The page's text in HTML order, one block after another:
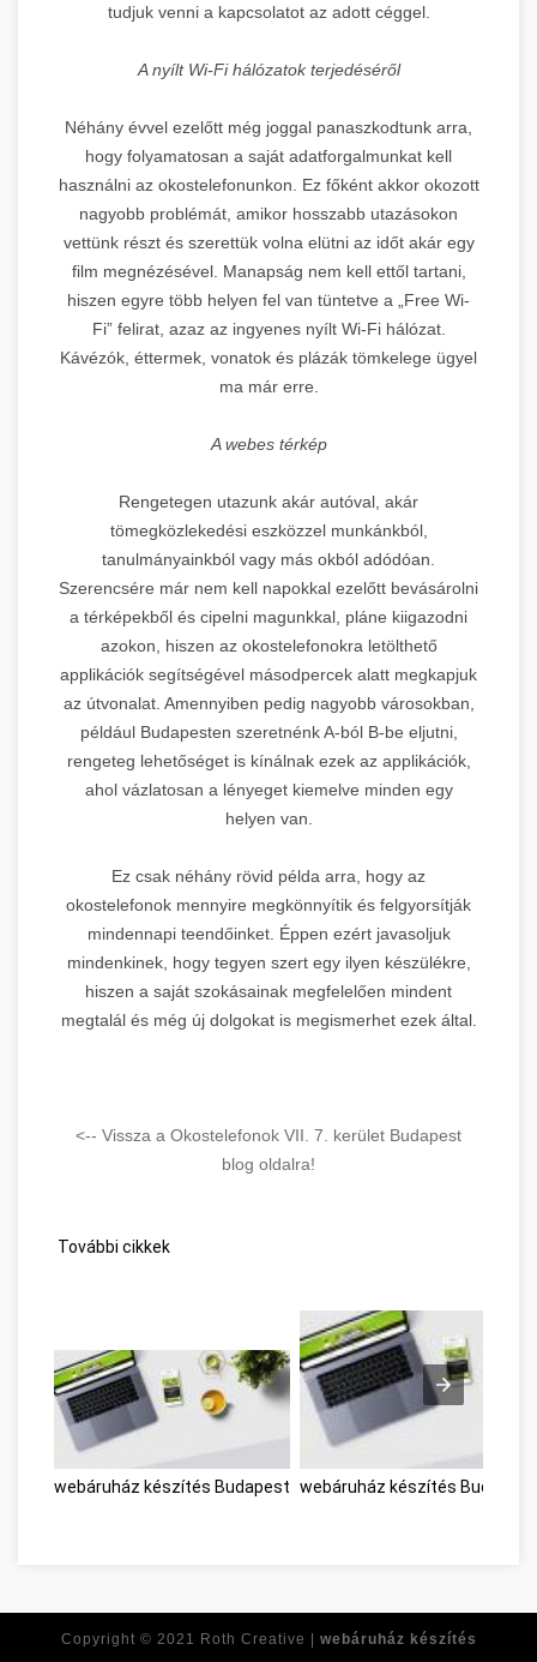
tudjuk venni a kapcsolatot az adott céggel.
A nyílt Wi-Fi hálózatok terjedéséről
Néhány évvel ezelőtt még joggal panaszkodtunk arra,
hogy folyamatosan a saját adatforgalmunkat kell
használni az okostelefonunkon. Ez főként akkor okozott
nagyobb problémát, amikor hosszabb utazásokon
vettünk részt és szerettük volna elütni az időt akár egy
film megnézésével. Manapság nem kell ettől tartani,
hiszen egyre több helyen fel van tüntetve a „Free Wi-
Fi” felirat, azaz az ingyenes nyílt Wi-Fi hálózat.
Kávézók, éttermek, vonatok és plázák tömkelege ügyel
ma már erre.
A webes térkép
Rengetegen utazunk akár autóval, akár
tömegközlekedési eszközzel munkánkból,
tanulmányainkból vagy más okból adódóan.
Szerencsére már nem kell napokkal ezelőtt bevásárolni
a térképekből és cipelni magunkkal, pláne kiigazodni
azokon, hiszen az okostelefonokra letölthető
applikációk segítségével másodpercek alatt megkapjuk
az útvonalat. Amennyiben pedig nagyobb városokban,
például Budapesten szeretnénk A-ból B-be eljutni,
rengeteg lehetőséget is kínálnak ezek az applikációk,
ahol vázlatosan a lényeget kiemelve minden egy
helyen van.
Ez csak néhány rövid példa arra, hogy az
okostelefonok mennyire megkönnyítik és felgyorsítják
mindennapi teendőinket. Éppen ezért javasoljuk
mindenkinek, hogy tegyen szert egy ilyen készülékre,
hiszen a saját szokásainak megfelelően mindent
megtalál és még új dolgokat is megismerhet ezek által.
<-- Vissza a Okostelefonok VII. 7. kerület Budapest
blog oldalra!
További cikkek
webáruház készítés Budapest webáruház készítés
Copyright © 2021 Roth Creative | webáruház készítés